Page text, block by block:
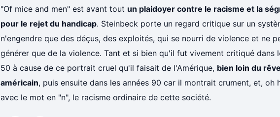
"Of mice and men" est avant tout un plaidoyer contre le racisme et la
pour le rejet du handicap. Steinbeck porte un regard critique sur un
n'engendre que des déçus, des exploités, qui se nourri de violence et ne
générer que de la violence. Tant et si bien qu'il fut vivement critiqué dans
50 à cause de ce portrait cruel qu'il faisait de l'Amérique, bien loin du rêve
américain, puis ensuite dans les années 90 car il montrait crument, et, oh
avec le mot en "n", le racisme ordinaire de cette société.